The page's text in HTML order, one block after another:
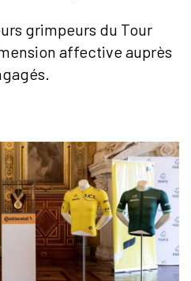
grimpeurs du Tour
affective auprès